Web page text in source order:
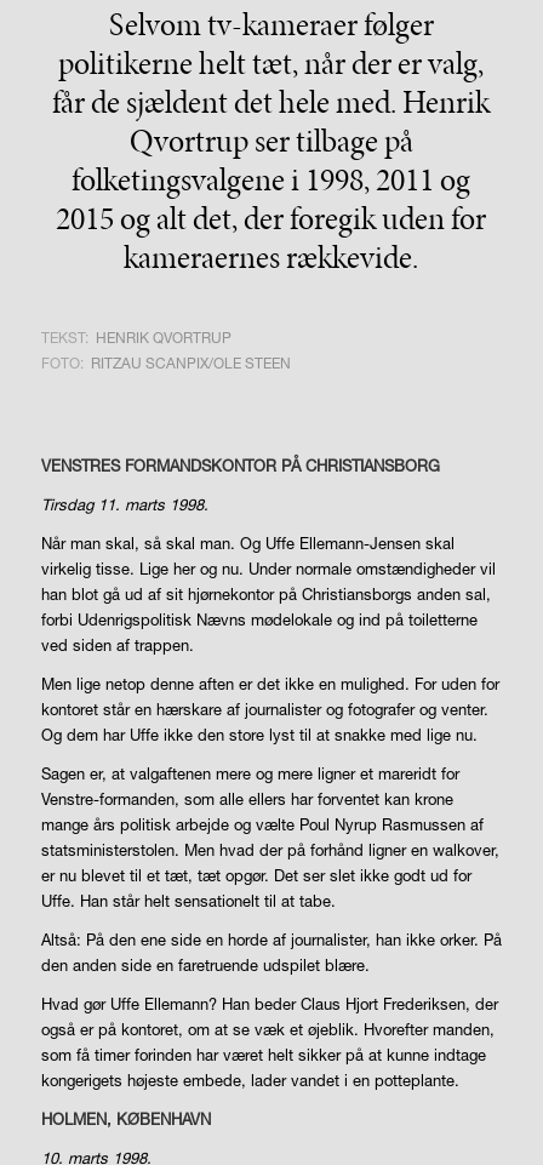
Selvom tv-kameraer følger
politikerne helt tæt, når der er valg,
får de sjældent det hele med. Henrik
Qvortrup ser tilbage på
folketingsvalgene i 1998, 2011 og
2015 og alt det, der foregik uden for
kameraernes rækkevide.
TEKST: HENRIK QVORTRUP
FOTO: RITZAU SCANPIX/OLE STEEN
VENSTRES FORMANDSKONTOR PÅ CHRISTIANSBORG
Tirsdag 11. marts 1998.
Når man skal, så skal man. Og Uffe Ellemann-Jensen skal
virkelig tisse. Lige her og nu. Under normale omstændigheder vil
han blot gå ud af sit hjørnekontor på Christiansborgs anden sal,
forbi Udenrigspolitisk Nævns mødelokale og ind på toiletterne
ved siden af trappen.
Men lige netop denne aften er det ikke en mulighed. For uden for
kontoret står en hærskare af journalister og fotografer og venter.
Og dem har Uffe ikke den store lyst til at snakke med lige nu.
Sagen er, at valgaftenen mere og mere ligner et mareridt for
Venstre-formanden, som alle ellers har forventet kan krone
mange års politisk arbejde og vælte Poul Nyrup Rasmussen af
statsministerstolen. Men hvad der på forhånd ligner en walkover,
er nu blevet til et tæt, tæt opgør. Det ser slet ikke godt ud for
Uffe. Han står helt sensationelt til at tabe.
Altså: På den ene side en horde af journalister, han ikke orker. På
den anden side en faretruende udspilet blære.
Hvad gør Uffe Ellemann? Han beder Claus Hjort Frederiksen, der
også er på kontoret, om at se væk et øjeblik. Hvorefter manden,
som få timer forinden har været helt sikker på at kunne indtage
kongerigets højeste embede, lader vandet i en potteplante.
HOLMEN, KØBENHAVN
10. marts 1998.